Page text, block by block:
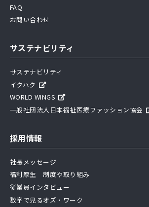
FAQ
お問い合わせ
サステナビリティ
サステナビリティ
イクハク
WORLD WINGS
一般社団法人日本福祉医療ファッション協会
採用情報
社長メッセージ
福利厚生 制度や取り組み
従業員インタビュー
数字で見るオズ・ワーク